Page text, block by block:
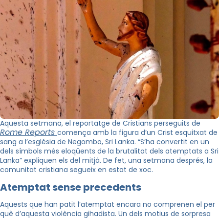
Aquesta setmana, el reportatge de Cristians perseguits de
Rome Reports comença amb la figura d’un Crist esquitxat de
sang a l’església de Negombo, Sri Lanka. “S’ha convertit en un
dels símbols més eloqüents de la brutalitat dels atemptats a Sri
Lanka” expliquen els del mitjà. De fet, una setmana després, la
comunitat cristiana segueix en estat de xoc.
Atemptat sense precedents
Aquests que han patit l’atemptat encara no comprenen el per
què d’aquesta violència gihadista. Un dels motius de sorpresa